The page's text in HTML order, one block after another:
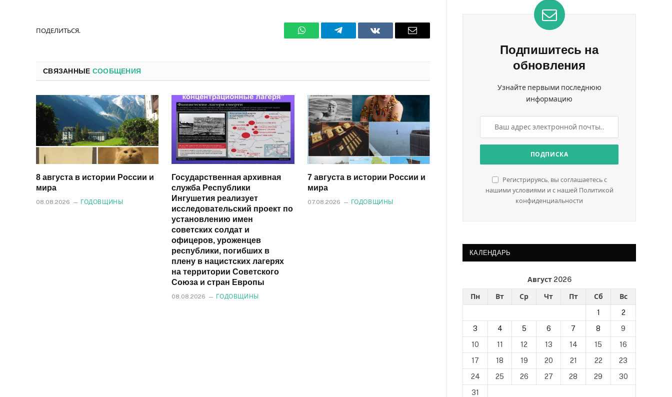
ПОДЕЛИТЬСЯ.
WhatsAppТелеграммВКонтактеЭлектронная
СВЯЗАННЫЕ СООБЩЕНИЯ
8 августа в истории России и
мира
08.08.2026 ГОДОВЩИНЫ
Государственная архивная
служба Республики
Ингушетия реализует
исследовательский проект по
установлению имен
советских солдат и
офицеров, уроженцев
республики, погибших в
плену в нацистских лагерях
на территории Советского
Союза и стран Европы
08.08.2026 ГОДОВЩИНЫ
7 августа в истории России и
мира
07.08.2026 ГОДОВЩИНЫ
Подпишитесь на
обновления
Узнайте первыми последнюю
информацию
Регистрируясь, вы соглашаетесь с
нашими условиями и с нашей Политикой
конфиденциальности
КАЛЕНДАРЬ
Август 2026
Пн Вт Ср Чт Пт Сб
Вс
1
2
3
4 5 6 7 8
9
10
11 12 13 14 15
16
17
18 19 20 21 22
23
24
25 26 27 28 29
30
31